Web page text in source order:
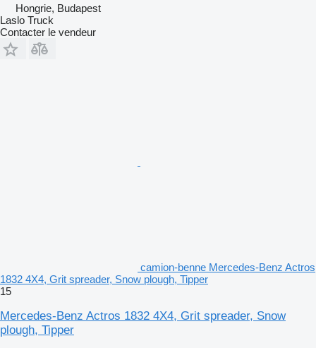
Hongrie, Budapest
Laslo Truck
Contacter le vendeur
camion-benne Mercedes-Benz Actros
1832 4X4, Grit spreader, Snow plough, Tipper
15
Mercedes-Benz Actros 1832 4X4, Grit spreader, Snow
plough, Tipper